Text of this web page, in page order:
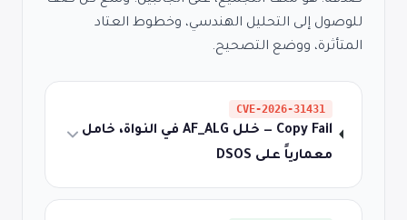
للوصول إلى التحليل الهندسي، وخطوط العتاد
المتأثرة، ووضع التصحيح.
CVE-2026-31431
Copy Fail — خلل AF_ALG في النواة، خامل
معمارياً على DSOS